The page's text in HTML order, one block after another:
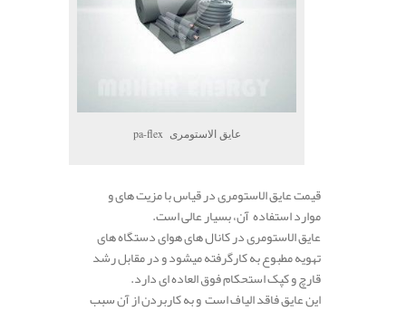
عایق الاستومری pa-flex
قیمت عایق الاستومری در قیاس با مزیت های و
موارد استفاده آن، بسیار عالی است.
عایق الاستومری در کانال های هوای دستگاه های
تهویه مطبوع به کارگرفته میشود و در مقابل رشد
قارچ و کپک استحکام فوق العاده ای دارد.
این عایق فاقد الیاف است و به کاربردن از آن سبب